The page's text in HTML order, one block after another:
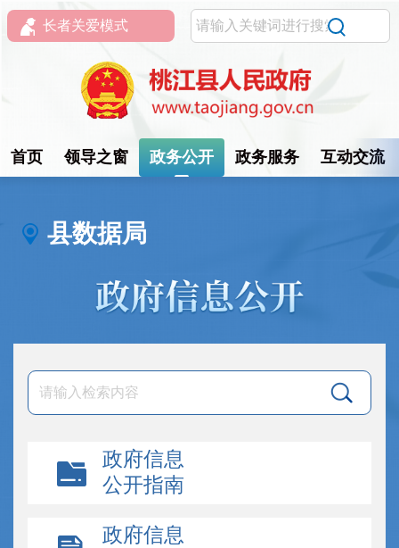
长者关爱模式
首页 领导之窗 政务公开 政务服务 互动交流
县数据局
政府信息
公开指南
政府信息